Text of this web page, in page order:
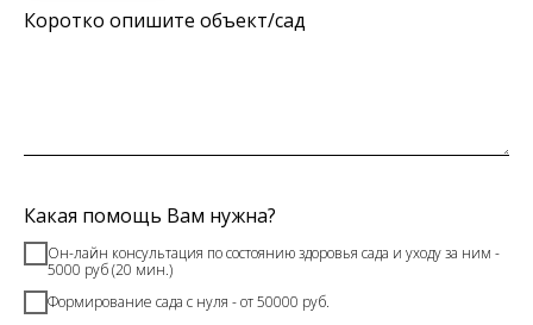
Коротко опишите объект/сад
Какая помощь Вам нужна?
Он-лайн консультация по состоянию здоровья сада и уходу за ним -
5000 руб (20 мин.)
Формирование сада с нуля - от 50000 руб.